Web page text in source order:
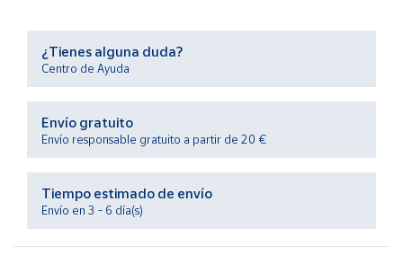
Centro
de ayuda
Contacto
Vendedores
¿Tienes alguna duda?
Centro de Ayuda
Envío gratuito
Envío responsable gratuito a partir de 20 €
Tiempo estimado de envío
Envío en 3 - 6 día(s)